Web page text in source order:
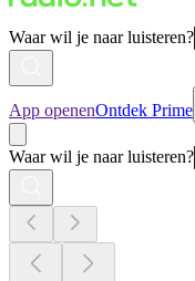
Waar wil je naar luisteren?
App openenOntdek Prime
Waar wil je naar luisteren?